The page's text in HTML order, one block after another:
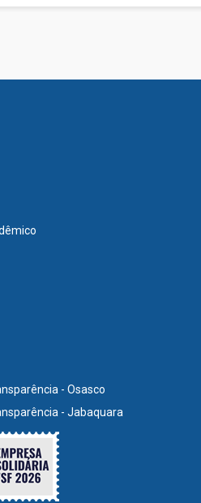
- Osasco
- Jabaquara